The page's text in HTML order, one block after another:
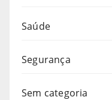
Saúde
Segurança
Sem categoria